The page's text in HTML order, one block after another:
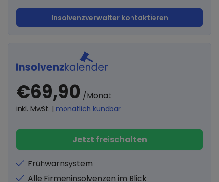
Insolvenzverwalter kontaktieren
€69,90 /Monat
inkl. MwSt. | monatlich kündbar
Jetzt freischalten
Frühwarnsystem
Alle Firmeninsolvenzen im Blick